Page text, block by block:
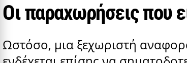
Οι παραχωρήσεις που
Ωστόσο, μια ξεχωριστή